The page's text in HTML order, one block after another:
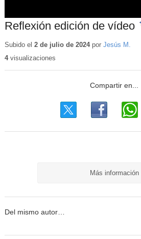
Reflexión edición de vídeo -
Subido el 2 de julio de 2024por Jesús M.
4visualizaciones
Más información
Del mismo autor…